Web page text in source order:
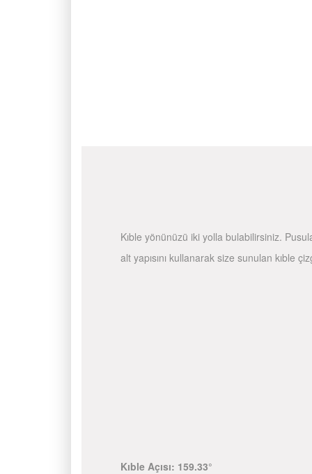
Kıble yönünüzü iki yolla bulabilirsiniz.
alt yapısını kullanarak size sunulan kıble
Kıble Açısı: 159.33°